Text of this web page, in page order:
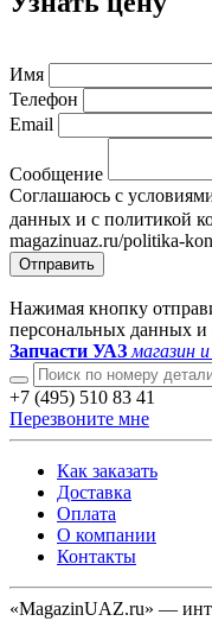
Имя
Телефон
Email
Сообщение
Соглашаюсь с
данных и с политикой
magazinuaz.ru/politika-
Отправить
Нажимая кнопку
персональных данных и
Запчасти УАЗ магазин
+7 (495) 510 83 41
Перезвоните мне
Как заказать
Доставка
Оплата
О компании
Контакты
«MagazinUAZ.ru» —